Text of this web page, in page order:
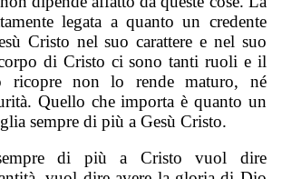
legata a quanto un credente
Cristo nel suo carattere e nel suo
di Cristo ci sono tanti ruoli e il
ricopre non lo rende maturo, né
Quello che importa è quanto un
sempre di più a Gesù Cristo.
di più a Cristo vuol dire